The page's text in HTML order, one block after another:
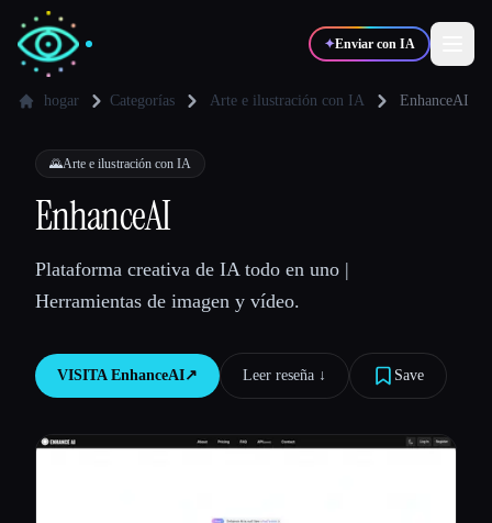
✦Enviar con IA
✍️Escritores
💻
🎓Estudiantes 🎬Creadores
hogar Categorías Arte e ilustración con IA EnhanceAI
🌄Arte e ilustración con IA
EnhanceAI
Plataforma creativa de IA todo en uno |
Herramientas de imagen y vídeo.
VISITA EnhanceAI↗︎ Leer reseña ↓︎ Save